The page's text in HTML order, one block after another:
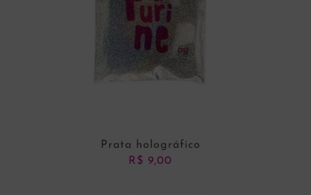
Prata holográfico
R$ 9,00